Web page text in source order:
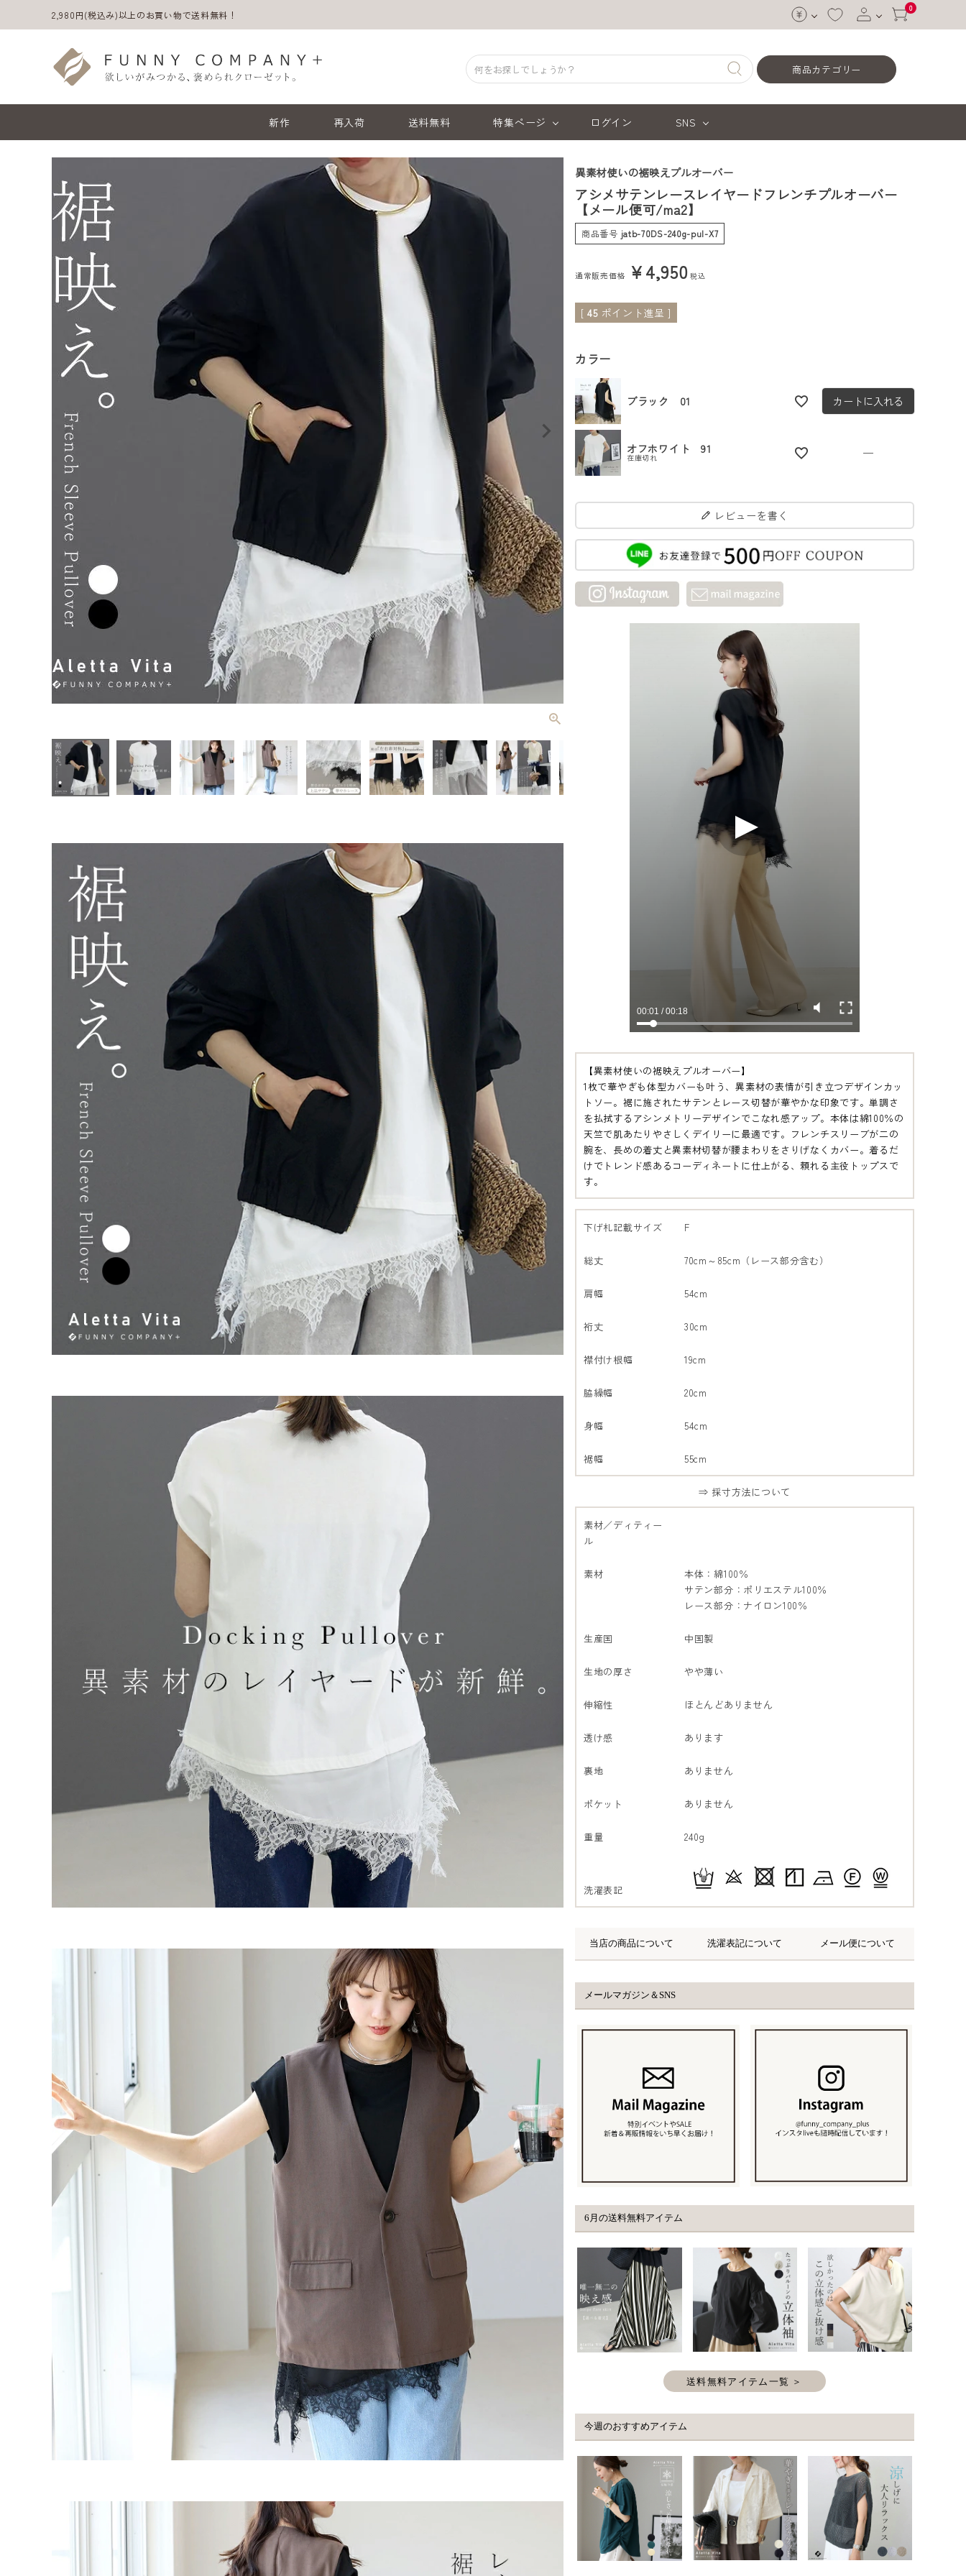
2,980円(税込み)以上のお買い物で送料無料！
会員登録
0
商品カテゴリー
新作 再入荷 送料無料 特集ページ ログイン SNS
ACCOUNT MENU
ようこそ ゲスト 様
会員登録
レディーストップス
レディースボトムス
ファッション雑貨
ご利用ガイド
異素材使いの裾映えプルオーバー
アシメサテンレースレイヤードフレンチプルオーバー
【メール便可/ma2】
商品番号 jatb-70DS-240g-pul-X7
通常販売価格 ¥4,950 税込
[ 45 ポイント進呈 ]
カラー
ブラック 01 カートに入れる
オフホワイト 91
在庫切れ —
レビューを書く
【異素材使いの裾映えプルオーバー】
1枚で華やぎも体型カバーも叶う、異素材の表情が引き立つデザインカッ
トソー。裾に施されたサテンとレース切替が華やかな印象です。単調さ
を払拭するアシンメトリーデザインでこなれ感アップ。本体は綿100％の
天竺で肌あたりやさしくデイリーに最適です。フレンチスリーブが二の
腕を、長めの着丈と異素材切替が腰まわりをさりげなくカバー。着るだ
けでトレンド感あるコーディネートに仕上がる、頼れる主役トップスで
す。
下げ札記載サイズ F
総丈 70cm～85cm（レース部分含む）
肩幅 54cm
裄丈 30cm
襟付け根幅 19cm
脇繰幅 20cm
身幅 54cm
裾幅 55cm
⇒ 採寸方法について
素材／ディティー
ル
素材
本体：綿100％
サテン部分：ポリエステル100％
レース部分：ナイロン100％
生産国 中国製
生地の厚さ やや薄い
伸縮性 ほとんどありません
透け感 あります
裏地 ありません
ポケット ありません
重量 240g
洗濯表記